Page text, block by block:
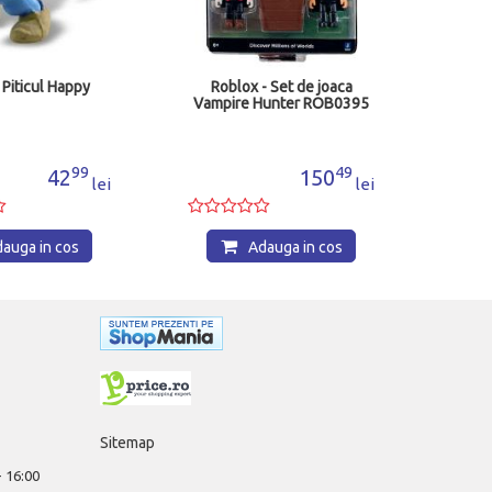
Happy
4299
lei
in cos
Roblox - Set de joaca
Vampire Hunter ROB0395
15049
lei
Adauga in cos
16:00
Sitemap